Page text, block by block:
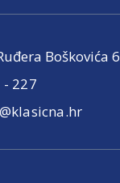
Boškovića 6
227